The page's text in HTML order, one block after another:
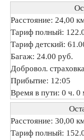
Расстояние: 24,00
Тариф полный:
Тариф детский:
Багаж: 24.00 руб.
Добровол.
Прибытие: 12:05
Время в пути: 0 ч. 0
Расстояние: 30,00
Тариф полный: